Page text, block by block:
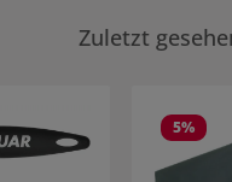
Zuletzt
5%